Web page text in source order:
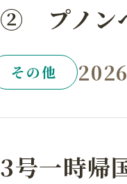
② プノン
その他
3号一時